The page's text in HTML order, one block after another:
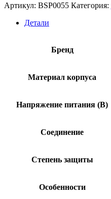
Артикул: BSP0055 Категория:
Детали
Бренд
Материал корпуса
Напряжение питания (В)
Соединение
Степень защиты
Особенности